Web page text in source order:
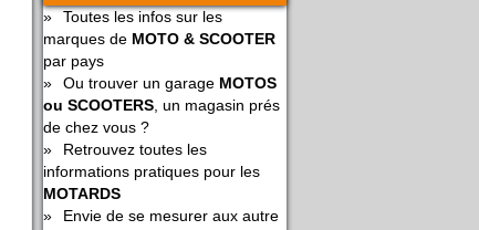
»
Toutes les infos sur les
marques de MOTO & SCOOTER
par pays
»
Ou trouver un garage MOTOS
ou SCOOTERS , un magasin prés
de chez vous ?
»
Retrouvez toutes les
informations pratiques pour les
MOTARDS
»
Envie de se mesurer aux autre